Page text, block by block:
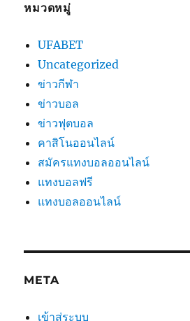
หมวดหมู่
UFABET
Uncategorized
ข่าวกีฬา
ข่าวบอล
ข่าวฟุตบอล
คาสิโนออนไลน์
สมัครแทงบอลออนไลน์
แทงบอลฟรี
แทงบอลออนไลน์
META
เข้าสู่ระบบ